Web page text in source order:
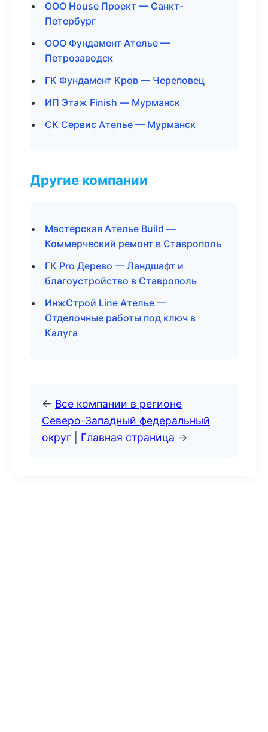
ООО House Проект — Санкт-
Петербург
ООО Фундамент Ателье —
Петрозаводск
ГК Фундамент Кров — Череповец
ИП Этаж Finish — Мурманск
СК Сервис Ателье — Мурманск
Другие компании
Мастерская Ателье Build —
Коммерческий ремонт в Ставрополь
ГК Pro Дерево — Ландшафт и
благоустройство в Ставрополь
ИнжСтрой Line Ателье —
Отделочные работы под ключ в
Калуга
← Все компании в регионе
Северо-Западный федеральный
округ
Главная страница →